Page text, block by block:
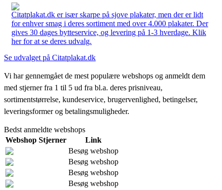
Citatplakat.dk er især skarpe på sjove plakater, men der er lidt
for enhver smag i deres sortiment med over 4.000 plakater. Der
gives 30 dages bytteservice, og levering på 1-3 hverdage. Klik
her for at se deres udvalg.
Se udvalget på Citatplakat.dk
Vi har gennemgået de mest populære webshops og anmeldt dem
med stjerner fra 1 til 5 ud fra bl.a. deres prisniveau,
sortimentstørrelse, kundeservice, brugervenlighed, betingelser,
leveringsformer og betalingsmuligheder.
Bedst anmeldte webshops
Webshop Stjerner
Link
Besøg webshop
Besøg webshop
Besøg webshop
Besøg webshop